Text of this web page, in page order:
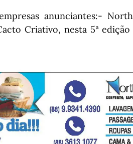
anunciantes:-
Criativo, nesta 5ª edição